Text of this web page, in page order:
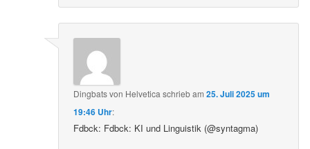
Dingbats von Helvetica schriebam25. Juli 2025 um
19:46 Uhr:
Fdbck: Fdbck: KI und Linguistik (@syntagma)